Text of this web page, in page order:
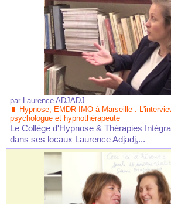
par Laurence ADJADJ
Hypnose, EMDR-IMO à Marseille :
psychologue et hypnothérapeute
Le Collège d'Hypnose & Thérapies
dans ses locaux Laurence Adjadj,...